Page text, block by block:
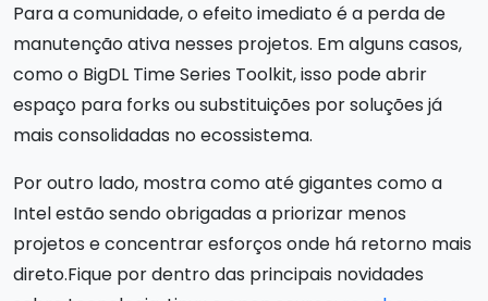
Para a comunidade, o efeito imediato é a perda de
manutenção ativa nesses projetos. Em alguns casos,
como o BigDL Time Series Toolkit, isso pode abrir
espaço para forks ou substituições por soluções já
mais consolidadas no ecossistema.
Por outro lado, mostra como até gigantes como a
Intel estão sendo obrigadas a priorizar menos
projetos e concentrar esforços onde há retorno mais
direto.Fique por dentro das principais novidades